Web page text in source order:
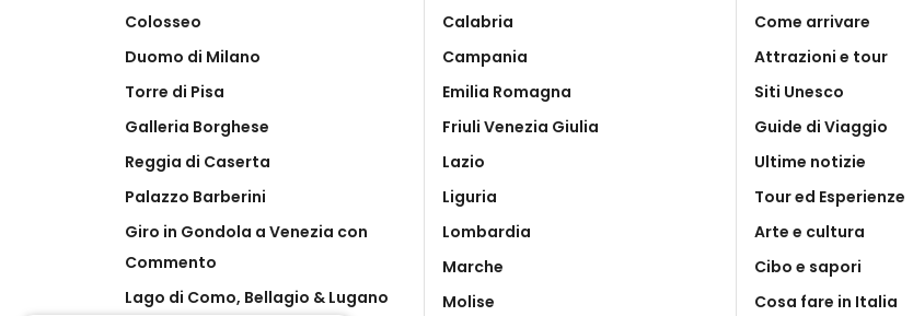
Colosseo
Duomo di Milano
Torre di Pisa
Galleria Borghese
Reggia di Caserta
Palazzo Barberini
Giro in Gondola a Venezia con
Commento
Lago di Como, Bellagio & Lugano
Calabria
Campania
Emilia Romagna
Friuli Venezia Giulia
Lazio
Liguria
Lombardia
Marche
Molise
Come arrivare
Attrazioni e tour
Siti Unesco
Guide di Viaggio
Ultime notizie
Tour ed Esperienze
Arte e cultura
Cibo e sapori
Cosa fare in Italia